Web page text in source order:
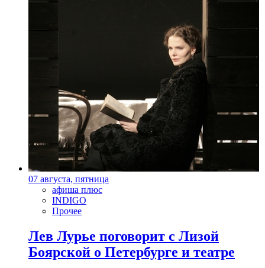
07 августа, пятница
афиша плюс
INDIGO
Прочее
Лев Лурье поговорит с Лизой
Боярской о Петербурге и театре